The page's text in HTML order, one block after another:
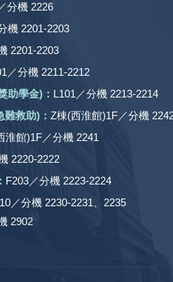
分機 2226
機 2201-2203
2201-2203
／分機 2211-2212
助學金)： L101／分機 2213-2214
難救助) ： Z棟(西淮館)1F／分機
淮館)1F／分機 2241
2220-2222
F203／分機 2223-2224
／分機 2230-2231、2235
2902